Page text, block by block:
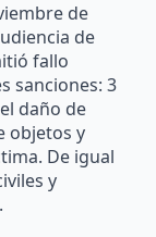
de
de
fallo
sanciones: 3
daño de
objetos y
De igual
y